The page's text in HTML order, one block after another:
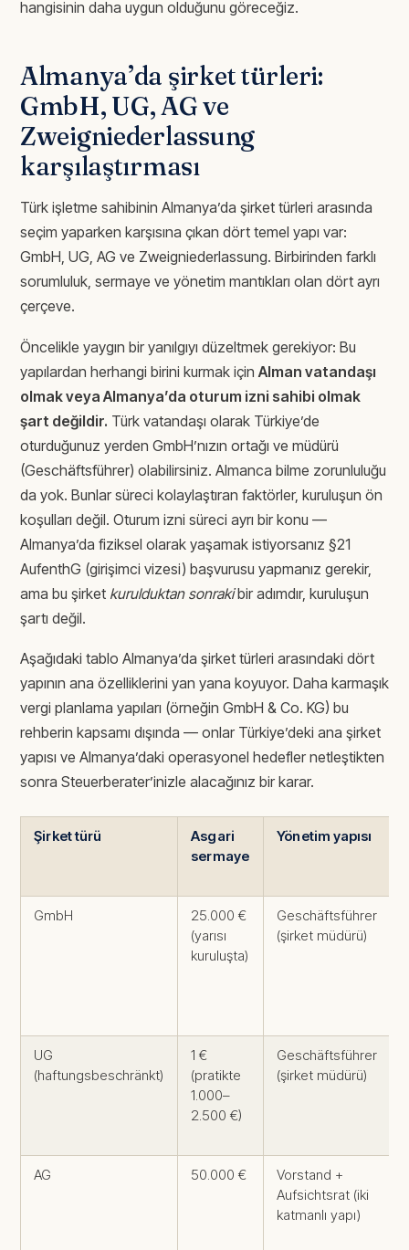
hangisinin daha uygun olduğunu göreceğiz.
Almanya’da şirket türleri:
GmbH, UG, AG ve
Zweigniederlassung
karşılaştırması
Türk işletme sahibinin Almanya’da şirket türleri arasında
seçim yaparken karşısına çıkan dört temel yapı var:
GmbH, UG, AG ve Zweigniederlassung. Birbirinden farklı
sorumluluk, sermaye ve yönetim mantıkları olan dört ayrı
çerçeve.
Öncelikle yaygın bir yanılgıyı düzeltmek gerekiyor: Bu
yapılardan herhangi birini kurmak için Alman vatandaşı
olmak veya Almanya’da oturum izni sahibi olmak
şart değildir. Türk vatandaşı olarak Türkiye’de
oturduğunuz yerden GmbH’nızın ortağı ve müdürü
(Geschäftsführer) olabilirsiniz. Almanca bilme zorunluluğu
da yok. Bunlar süreci kolaylaştıran faktörler, kuruluşun ön
koşulları değil. Oturum izni süreci ayrı bir konu —
Almanya’da fiziksel olarak yaşamak istiyorsanız §21
AufenthG (girişimci vizesi) başvurusu yapmanız gerekir,
ama bu şirket kurulduktan sonrakibir adımdır, kuruluşun
şartı değil.
Aşağıdaki tablo Almanya’da şirket türleri arasındaki dört
yapının ana özelliklerini yan yana koyuyor. Daha karmaşık
vergi planlama yapıları (örneğin GmbH & Co. KG) bu
rehberin kapsamı dışında — onlar Türkiye’deki ana şirket
yapısı ve Almanya’daki operasyonel hedefler netleştikten
sonra Steuerberater’inizle alacağınız bir karar.
Şirket türü
Asgari
sermaye
Yönetim yapısı
GmbH
25.000 €
(yarısı
kuruluşta)
Geschäftsführer
(şirket müdürü)
UG
(haftungsbeschränkt)
1 €
(pratikte
1.000–
2.500 €)
Geschäftsführer
(şirket müdürü)
AG 50.000 €
Vorstand +
Aufsichtsrat (iki
katmanlı yapı)